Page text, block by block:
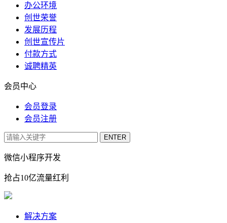
办公环境
创世荣誉
发展历程
创世宣传片
付款方式
诚聘精英
会员中心
会员登录
会员注册
微信小程序开发
抢占10亿流量红利
解决方案